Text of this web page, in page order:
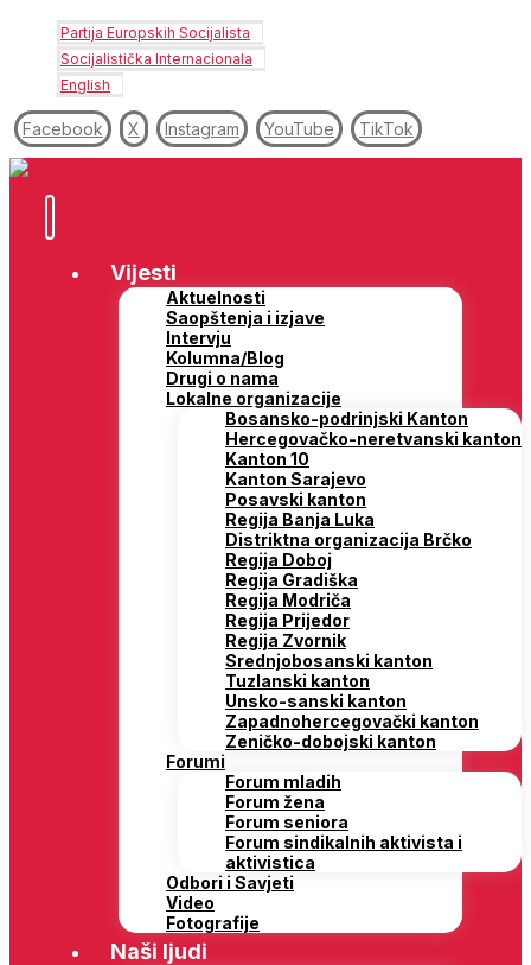
Partija Europskih Socijalista
Socijalistička Internacionala
English
Facebook X Instagram YouTube TikTok
Vijesti
Aktuelnosti
Saopštenja i izjave
Intervju
Kolumna/Blog
Drugi o nama
Lokalne organizacije
Bosansko-podrinjski Kanton
Hercegovačko-neretvanski kanton
Kanton 10
Kanton Sarajevo
Posavski kanton
Regija Banja Luka
Distriktna organizacija Brčko
Regija Doboj
Regija Gradiška
Regija Modriča
Regija Prijedor
Regija Zvornik
Srednjobosanski kanton
Tuzlanski kanton
Unsko-sanski kanton
Zapadnohercegovački kanton
Zeničko-dobojski kanton
Forumi
Forum mladih
Forum žena
Forum seniora
Forum sindikalnih aktivista i
aktivistica
Odbori i Savjeti
Video
Fotografije
Naši ljudi